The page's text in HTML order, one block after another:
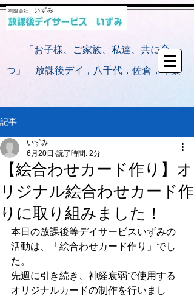
「お子様、ご家族、私達、共に育
つ」 放課後デイ，八千代，佐倉，千葉
記事
【絵合わせカード作り】オ
リジナル絵合わせカード作
りに取り組みました！
いずみ
6月20日 読了時間: 2分
本日の放課後等デイサービスいずみの
活動は、「絵合わせカード作り」でし
た。
先週に引き続き、神経衰弱で使用する
オリジナルカードの制作を行いまし